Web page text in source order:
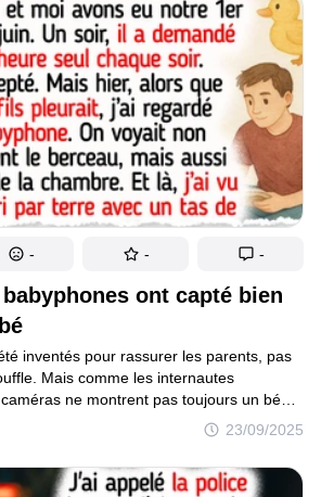
un thriller qui donne des sueurs froides.
ont capté bien
23/09/2025
inventés pour rassurer les parents, pas
Mais comme les internautes
ne montrent pas toujours un bébé
Parfois, elles captent des scènes tellement
effrayantes qu’on finit plus tendu
vraies prouvent que surveiller
peut ressembler à regarder un thriller...
- - -